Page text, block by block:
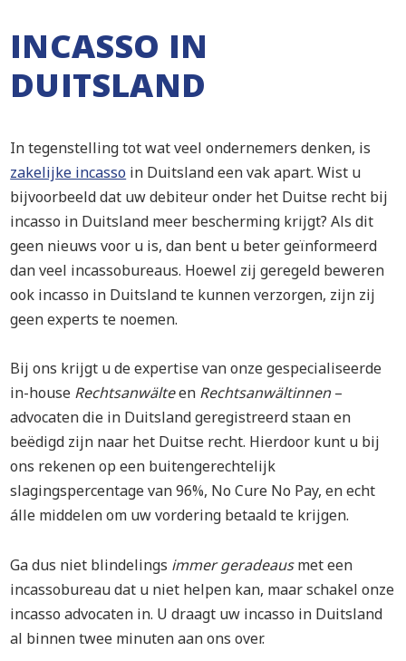
INCASSO IN
DUITSLAND
In tegenstelling tot wat veel ondernemers denken, is
zakelijke incasso in Duitsland een vak apart. Wist u
bijvoorbeeld dat uw debiteur onder het Duitse recht bij
incasso in Duitsland meer bescherming krijgt? Als dit
geen nieuws voor u is, dan bent u beter geïnformeerd
dan veel incassobureaus. Hoewel zij geregeld beweren
ook incasso in Duitsland te kunnen verzorgen, zijn zij
geen experts te noemen.
Bij ons krijgt u de expertise van onze gespecialiseerde
in-house Rechtsanwälteen Rechtsanwältinnen–
advocaten die in Duitsland geregistreerd staan en
beëdigd zijn naar het Duitse recht. Hierdoor kunt u bij
ons rekenen op een buitengerechtelijk
slagingspercentage van 96%, No Cure No Pay, en echt
álle middelen om uw vordering betaald te krijgen.
Ga dus niet blindelings immer geradeausmet een
incassobureau dat u niet helpen kan, maar schakel onze
incasso advocaten in. U draagt uw incasso in Duitsland
al binnen twee minuten aan ons over.